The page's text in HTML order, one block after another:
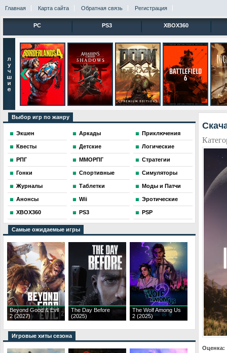
Главная Карта сайта Обратная связь Регистрация
PC PS3 XBOX360
Выбор игр по жанру
Экшен Аркады Приключения
Квесты Детские Логические
РПГ ММОРПГ Стратегии
Гонки Спортивные Симуляторы
Журналы Таблетки Моды и Патчи
Анонсы Wii Эротические
XBOX360 PS3 PSP
Самые ожидаемые игры
Beyond Good & Evil
2 (2027)
The Day Before
(2025)
The Wolf Among Us
2 (2025)
Игровые хиты сезона
Оценка: